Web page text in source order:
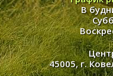
В
45005, г.